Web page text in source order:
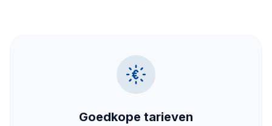
Goedkope tarieven